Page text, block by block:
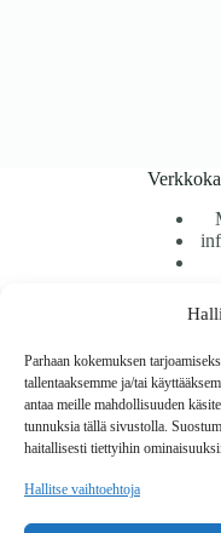
Parhaan kokemuksen
tallentaaksemme ja/tai
antaa meille mahdollisuuden
tunnuksia tällä sivustolla.
haitallisesti tiettyihin
Hallitse vaihtoehtoja